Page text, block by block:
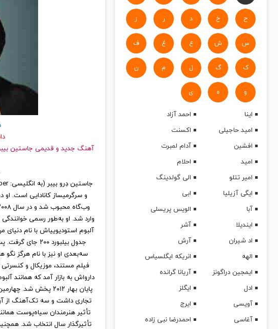
ح خ د ر ز
س ش ع غ ف
ک گ ل م ن
و ه ی
اینا
احمد آزاد
امید حاجیلی
اکسنت
افشین
آدام لمبرت
امید
احلام
امیر تتلو
الی گولدینگ
ایگی آزیلیا
ابی
آبا
الویس پریسلی
ایندیلا
آشر
اد شیران
آرش
الهه
انریکه ایگلسیاس
ایمجین دراگونز
آریانا گرانده
ادل
ایگلز
آویسی
ایرج
آغاسی
احمدرضا نبی زاده
آهنگ جدید